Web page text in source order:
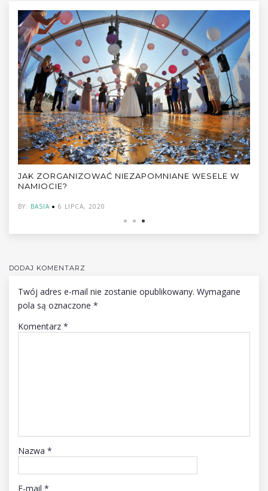
WESELE W CZASACH PANDEMII COVID-19. JAK
ZORGANIZOWAĆ WESELE W 2021 – ZAINSPIRUJ SIĘ!
BY:MICHAŁ 24 MAJA, 2021
DODAJ KOMENTARZ
Twój adres e-mail nie zostanie opublikowany. Wymagane
pola są oznaczone *
Komentarz *
Nazwa *
E-mail *